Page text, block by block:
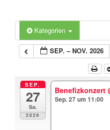
Kategorien
SEP. – NOV. 2026
SEP.
27
So.
2026
Benefizkonzert
Sep. 27 um 11:00